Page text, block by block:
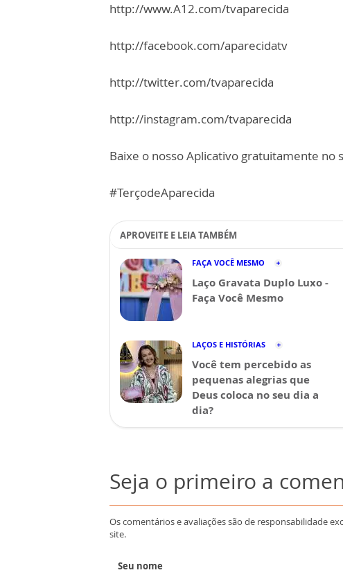
http://www.A12.com/tvaparecida
http://facebook.com/aparecidatv
http://twitter.com/tvaparecida
http://instagram.com/tvaparecida
Baixe o nosso Aplicativo gratuitamente no
#TerçodeAparecida
APROVEITE E LEIA TAMBÉM
FAÇA VOCÊ MESMO
Laço Gravata Duplo Luxo -
Faça Você Mesmo
LAÇOS E HISTÓRIAS
Você tem percebido as
pequenas alegrias que
Deus coloca no seu dia a
dia?
Seja o primeiro a
Os comentários e avaliações são de responsabilidade
site.
Seu nome